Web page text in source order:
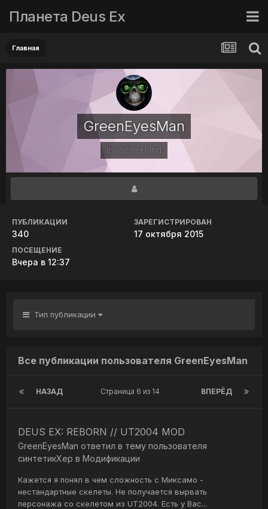
Планета Deus Ex
Главная
GreenEyesMan
Invisible Hand
ПУБЛИКАЦИИ
340
ЗАРЕГИСТРИРОВАН
17 октября 2015
ПОСЕЩЕНИЕ
Вчера в 12:37
Тип публикации
Все публикации пользователя GreenEyesMan
НАЗАД ВПЕРЁД
Страница 6 из 14
DEUS EX: REBORN // UT2004 MOD
GreenEyesMan ответил в тему пользователя
синтетикХер в Модификации
Кажется я понял в чем сложность с Миксамо -
нестандартные скелеты. Не получается вырвать
персонажа со скелетом из UT2004. Есть у Вас...